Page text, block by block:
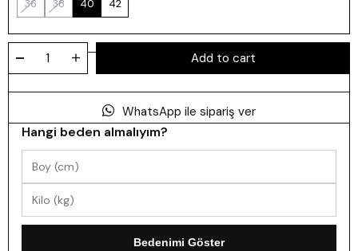
36 38 40 42
WhatsApp ile sipariş ver
Hangi beden almalıyım?
Bedenimi Göster